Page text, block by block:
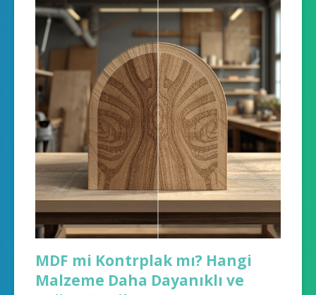
MDF mi Kontrplak mı? Hangi
Malzeme Daha Dayanıklı ve